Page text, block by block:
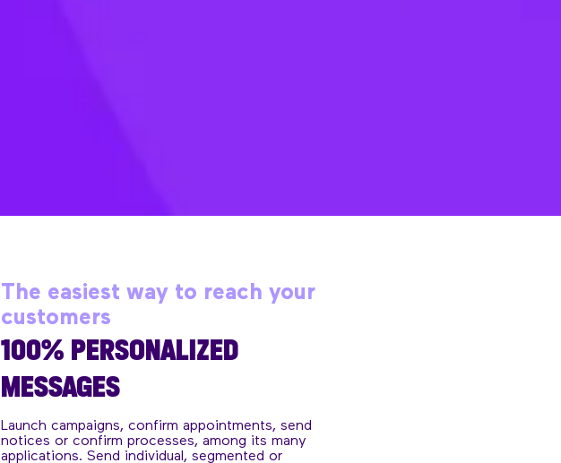
The easiest way to reach your
customers
100% PERSONALIZED
MESSAGES
Launch campaigns, confirm appointments, send
notices or confirm processes, among its many
applications. Send individual, segmented or